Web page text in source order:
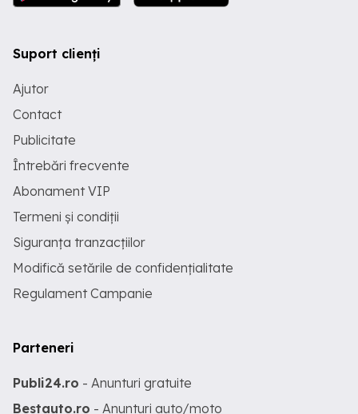
Suport clienți
Ajutor
Contact
Publicitate
Întrebări frecvente
Abonament VIP
Termeni și condiții
Siguranța tranzacțiilor
Modifică setările de confidențialitate
Regulament Campanie
Parteneri
Publi24.ro - Anunturi gratuite
Bestauto.ro - Anunturi auto/moto